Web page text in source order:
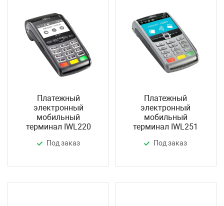
Платежный
электронный
мобильный
терминал IWL220
Под заказ
Платежный
электронный
мобильный
терминал IWL251
Под заказ